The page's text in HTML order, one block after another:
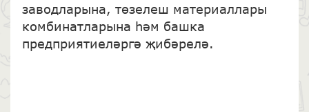
заводларына, төзелеш материаллары
комбинатларына һәм башка
предприятиеләргә җибәрелә.